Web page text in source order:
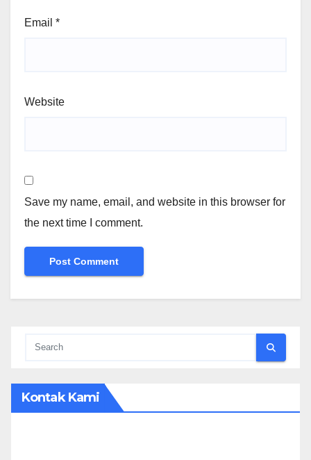
Email *
Website
Save my name, email, and website in this browser for
the next time I comment.
Kontak Kami